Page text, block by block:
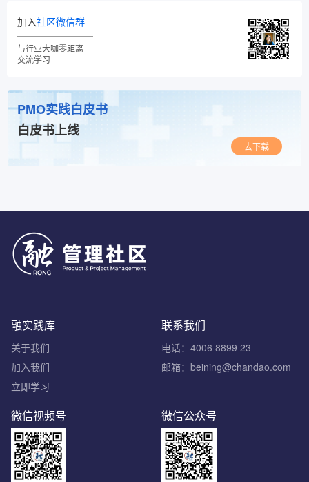
加入社区微信群
与行业大咖零距离
交流学习
PMO实践白皮书
白皮书上线
去下载
联系我们
电话：4006 8899 23
邮箱：beining@chandao.com
融实践库
关于我们
加入我们
立即学习
微信公众号
微信视频号